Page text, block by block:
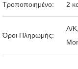
Τροποποιημένο: 2
Όροι Πληρωμής:
Λ/